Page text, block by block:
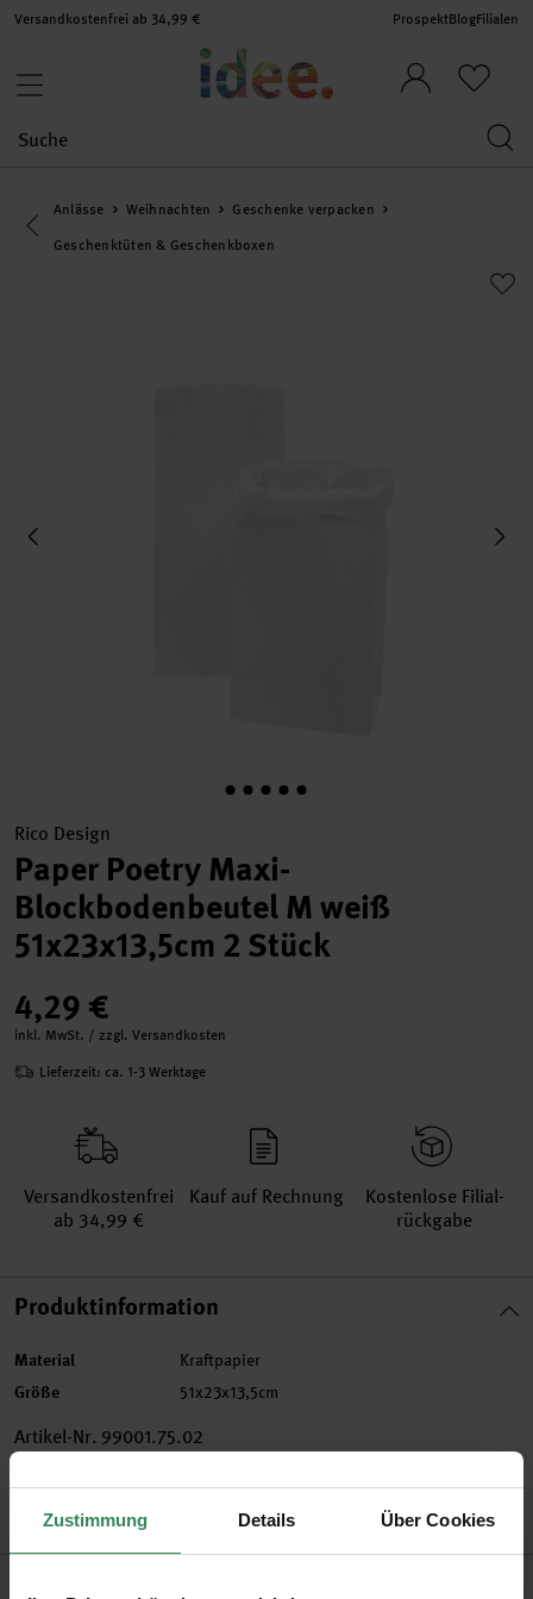
Zustimmung Details Über Cookies
Versandkostenfrei ab 34,99 € ProspektBlogFilialen
Eine Kategorie zurück navigieren
Anlässe Weihnachten
Geschenke verpacken
Geschenktüten & Geschenkboxen
Rico Design
Paper Poetry Maxi-
Blockbodenbeutel M weiß
51x23x13,5cm 2 Stück
4,29 €
inkl. MwSt. / zzgl. Versandkosten
Lieferzeit: ca. 1-3 Werktage
Versand­kosten­frei
ab 34,99 €
Kauf auf Rechnung
Kosten­lose Filial­
rückgabe
Produktinformation
Material Kraftpapier
Größe 51x23x13,5cm
Artikel-Nr. 99001.75.02